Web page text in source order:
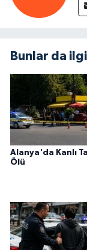
Bunlar da
Alanya'da Kanlı
Ölü